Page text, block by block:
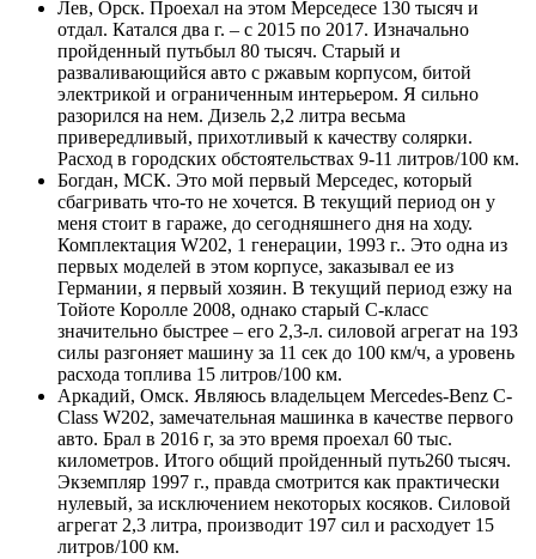
Лев, Орск. Проехал на этом Мерседесе 130 тысяч и
отдал. Катался два г. – с 2015 по 2017. Изначально
пройденный путьбыл 80 тысяч. Старый и
разваливающийся авто с ржавым корпусом, битой
электрикой и ограниченным интерьером. Я сильно
разорился на нем. Дизель 2,2 литра весьма
привередливый, прихотливый к качеству солярки.
Расход в городских обстоятельствах 9-11 литров/100 км.
Богдан, МСК. Это мой первый Мерседес, который
сбагривать что-то не хочется. В текущий период он у
меня стоит в гараже, до сегодняшнего дня на ходу.
Комплектация W202, 1 генерации, 1993 г.. Это одна из
первых моделей в этом корпусе, заказывал ее из
Германии, я первый хозяин. В текущий период езжу на
Тойоте Королле 2008, однако старый С-класс
значительно быстрее – его 2,3-л. силовой агрегат на 193
силы разгоняет машину за 11 сек до 100 км/ч, а уровень
расхода топлива 15 литров/100 км.
Аркадий, Омск. Являюсь владельцем Mercedes-Benz C-
Class W202, замечательная машинка в качестве первого
авто. Брал в 2016 г, за это время проехал 60 тыс.
километров. Итого общий пройденный путь260 тысяч.
Экземпляр 1997 г., правда смотрится как практически
нулевый, за исключением некоторых косяков. Силовой
агрегат 2,3 литра, производит 197 сил и расходует 15
литров/100 км.